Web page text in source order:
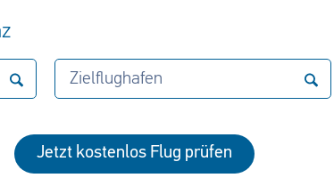
Zielflughafen
Jetzt kostenlos Flug prüfen